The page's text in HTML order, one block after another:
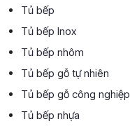
Tủ bếp
Tủ bếp Inox
Tủ bếp nhôm
Tủ bếp gỗ tự nhiên
Tủ bếp gỗ công nghiệp
Tủ bếp nhựa